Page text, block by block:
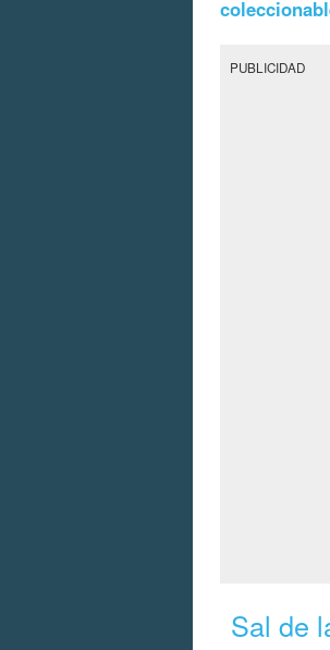
PUBLICIDAD
Sal de